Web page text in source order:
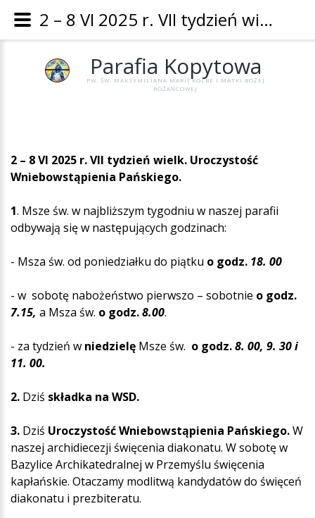
Parafia Kopytowa
PW. ŚW. MAKSYMILIANA MARII KOLBE I MATKI BOŻEJ
RÓŻAŃCOWEJ
2 – 8 VI 2025 r. VII tydzień wielk. Uroczystość
Wniebowstąpienia Pańskiego.
1. Msze św. w najbliższym tygodniu w naszej parafii
odbywają się w następujących godzinach:
- Msza św. od poniedziałku do piątku o godz. 18. 00
- w sobotę nabożeństwo pierwszo – sobotnie o godz.
7.15, a Msza św. o godz.8.00.
- za tydzień w niedzielę Msze św. o godz.8. 00, 9. 30i
11. 00.
2. Dziś składka na WSD.
3. Dziś Uroczystość Wniebowstąpienia Pańskiego.W
naszej archidiecezji święcenia diakonatu. W sobotę w
Bazylice Archikatedralnej w Przemyślu święcenia
kapłańskie. Otaczamy modlitwą kandydatów do święceń
diakonatu i prezbiteratu.
2 – 8 VI 2025 r. VII tydzień wielk. Uroczystość Wniebowstąpienia Pańskiego. - Parafia Kopytowa